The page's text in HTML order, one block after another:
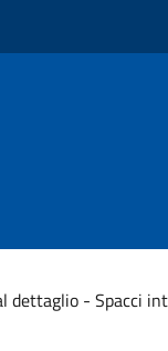
dettaglio - Spacci